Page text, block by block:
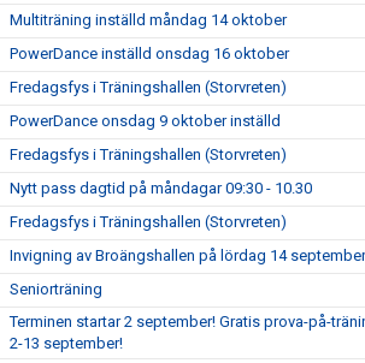
Multiträning inställd måndag 14 oktober
PowerDance inställd onsdag 16 oktober
Fredagsfys i Träningshallen (Storvreten)
PowerDance onsdag 9 oktober inställd
Fredagsfys i Träningshallen (Storvreten)
Nytt pass dagtid på måndagar 09:30 - 10.30
Fredagsfys i Träningshallen (Storvreten)
Invigning av Broängshallen på lördag 14 september
Seniorträning
Terminen startar 2 september! Gratis prova-på-
2-13 september!